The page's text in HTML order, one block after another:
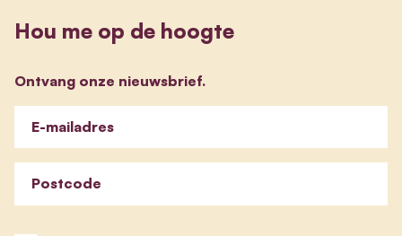
Hou me op de hoogte
Ontvang onze nieuwsbrief.
E-mailadres
Postcode